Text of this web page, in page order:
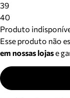
39
40
Produto
Esse produto não
em nossas lojase